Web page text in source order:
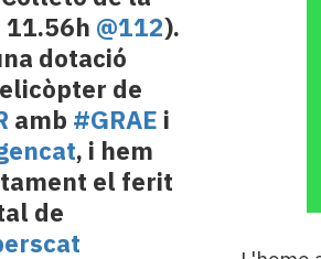
@112).
dotació
de
amb #GRAE i
, i hem
el ferit
de